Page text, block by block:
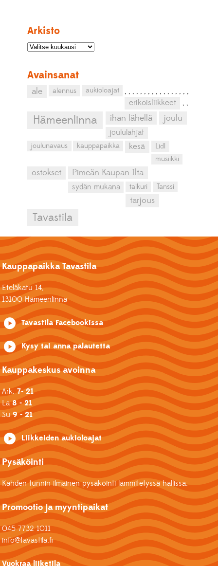
Arkisto
Avainsanat
ale ,
alennus ,
aukioloajat ,
erikoisliikkeet
,
Hämeenlinna
,
ihan lähellä
,
joulu
,
joululahjat
,
joulunavaus
,
kauppapaikka
,
kesä
,
Lidl
,
musiikki
,
ostokset
,
Pimeän Kaupan Ilta
,
sydän mukana
,
taikuri
,
Tanssi
,
tarjous
,
Tavastila
Kauppapaikka Tavastila
Eteläkatu 14,
13100 Hämeenlinna
Tavastila Facebookissa
Kysy tai anna palautetta
Kauppakeskus avoinna
Ark.7- 21
La8 - 21
Su9 - 21
Liikkeiden aukioloajat
Pysäköinti
Kahden tunnin ilmainen pysäköinti lämmitetyssä hallissa.
Promootio ja myyntipaikat
045 7732 1011
info@tavastila.fi
Vuokraa liiketila